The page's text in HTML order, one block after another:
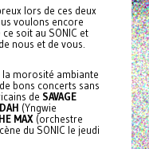
lors de ces deux
voulons encore
soit au SONIC et
nous et de vous.
morosité ambiante
bons concerts sans
de SAVAGE
(Yngwie
MAX (orchestre
du SONIC le jeudi